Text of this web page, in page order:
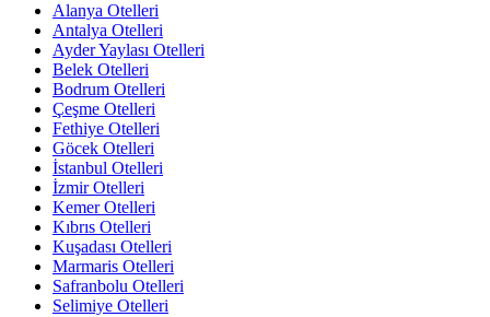
Alanya Otelleri
Antalya Otelleri
Ayder Yaylası Otelleri
Belek Otelleri
Bodrum Otelleri
Çeşme Otelleri
Fethiye Otelleri
Göcek Otelleri
İstanbul Otelleri
İzmir Otelleri
Kemer Otelleri
Kıbrıs Otelleri
Kuşadası Otelleri
Marmaris Otelleri
Safranbolu Otelleri
Selimiye Otelleri